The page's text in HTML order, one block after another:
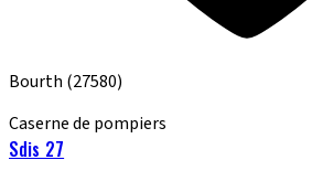
Bourth (27580)
Caserne de pompiers
Sdis 27